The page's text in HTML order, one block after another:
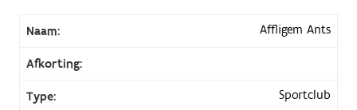
Naam: Affligem Ants
Afkorting:
Type: Sportclub